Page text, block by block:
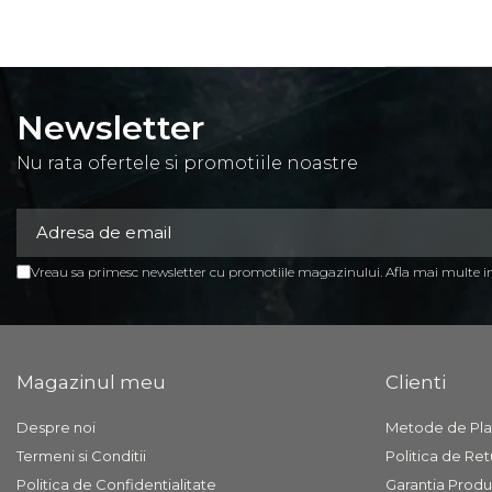
discount ) - %
Produse cu livrare in 24H
Mobilier clasic/rustic/vintage
Paturi tapitate dormitor
Toate Produsele
Newsletter
Nu rata ofertele si promotiile noastre
Vreau sa primesc newsletter cu promotiile magazinului. Afla mai multe
Magazinul meu
Despre noi
Termeni si Conditii
Politica de Confidentialitate
Clienti
Metode de
Politica de
Garantia